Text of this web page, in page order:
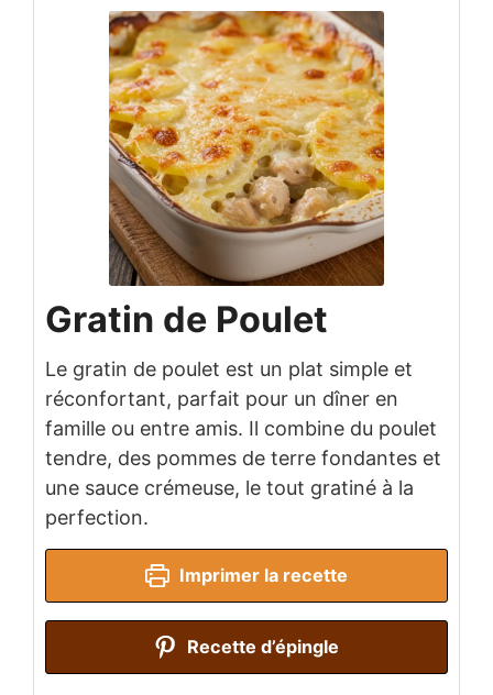
Gratin de Poulet
Le gratin de poulet est un plat simple et
réconfortant, parfait pour un dîner en
famille ou entre amis. Il combine du poulet
tendre, des pommes de terre fondantes et
une sauce crémeuse, le tout gratiné à la
perfection.
Imprimer la recette
Recette d’épingle